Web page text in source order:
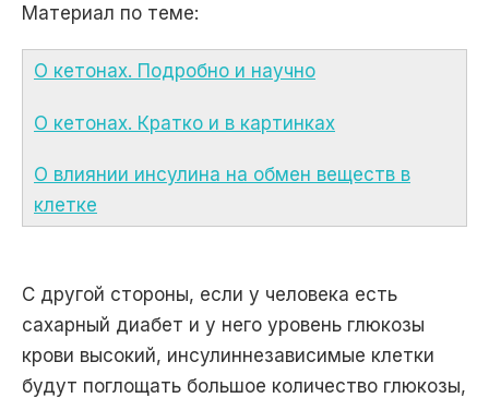
Материал по теме:
О кетонах. Подробно и научно
О кетонах. Кратко и в картинках
О влиянии инсулина на обмен веществ в
клетке
С другой стороны, если у человека есть
сахарный диабет и у него уровень глюкозы
крови высокий, инсулиннезависимые клетки
будут поглощать большое количество глюкозы,